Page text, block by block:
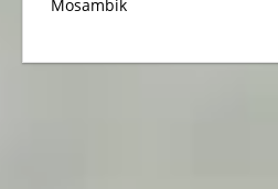
Mosambik